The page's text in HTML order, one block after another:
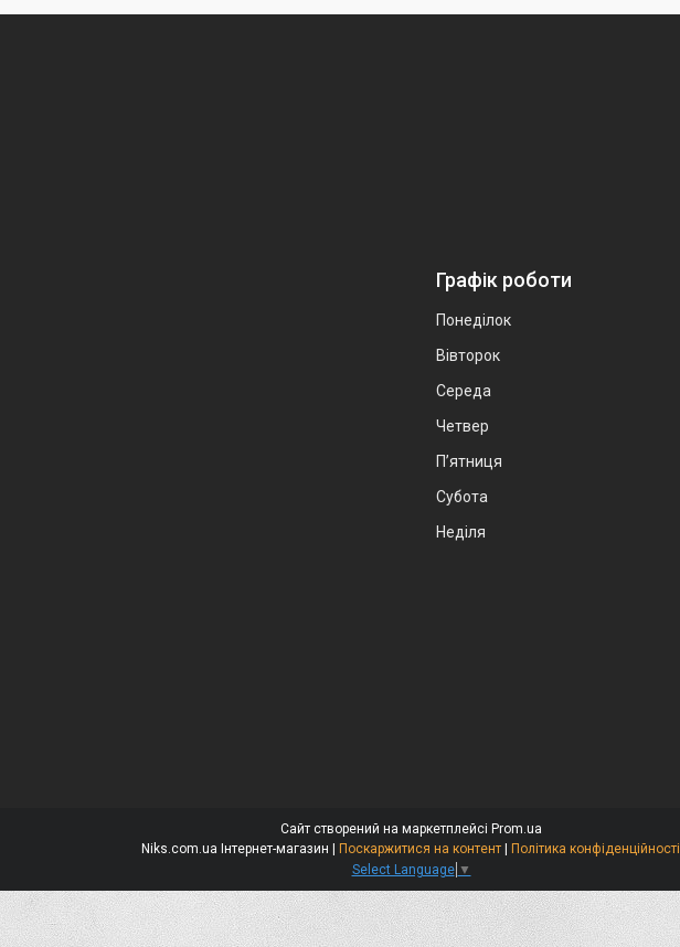
Графік роботи
Понеділок
Вівторок
Середа
Четвер
Пʼятниця
Субота
Неділя
Сайт створений на маркетплейсі Prom.ua
Поскаржитися на контент
Політика конфіденційності
Select Language ▼